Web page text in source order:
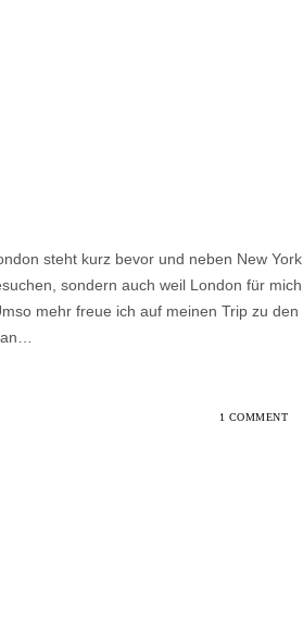
steht kurz bevor und neben New
sondern auch weil London für
mehr freue ich auf meinen Trip zu
1 COMMENT